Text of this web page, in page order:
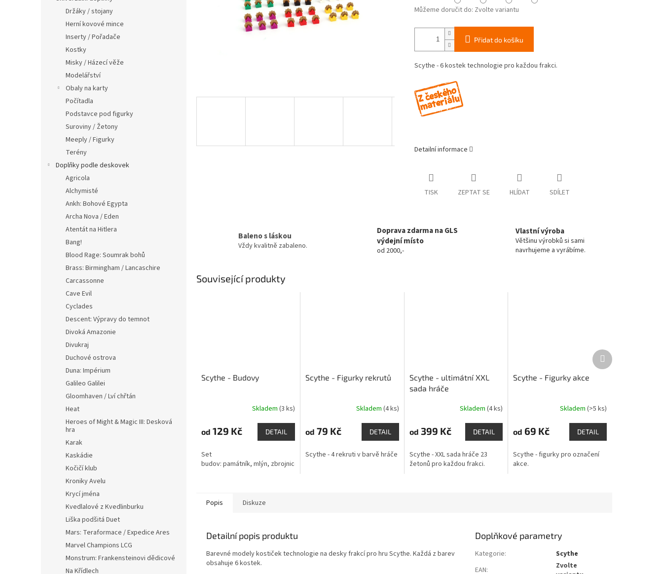
Držáky / stojany
Herní kovové mince
Inserty / Pořadače
Kostky
Misky / Házecí věže
Modelářství
Obaly na karty
Počítadla
Podstavce pod figurky
Suroviny / Žetony
Meeply / Figurky
Terény
Doplňky podle deskovek
Agricola
Alchymisté
Ankh: Bohové Egypta
Archa Nova / Eden
Atentát na Hitlera
Bang!
Blood Rage: Soumrak bohů
Brass: Birmingham / Lancaschire
Carcassonne
Cave Evil
Cyclades
Descent: Výpravy do temnot
Divoká Amazonie
Divukraj
Duchové ostrova
Duna: Impérium
Galileo Galilei
Gloomhaven / Lví chřtán
Heat
Heroes of Might & Magic III: Desková
hra
Karak
Kaskádie
Kočičí klub
Kroniky Avelu
Krycí jména
Kvedlalové z Kvedlinburku
Liška podšitá Duet
Mars: Teraformace / Expedice Ares
Marvel Champions LCG
Monstrum: Frankensteinovi dědicové
Na Křídlech
Můžeme doručit do: Zvolte variantu
Přidat do košíku
Scythe - 6 kostek technologie pro každou frakci.
Detailní informace
TISK ZEPTAT SE HLÍDAT SDÍLET
Baleno s láskou
Vždy kvalitně zabaleno.
Doprava zdarma na GLS
výdejní místo
od 2000,-
Vlastní výroba
Většinu výrobků si sami
navrhujeme a vyrábíme.
Související produkty
Scythe - Budovy
Skladem (3 ks)
od 129 Kč DETAIL
Set
budov: památník, mlýn, zbrojnice, důl.
Scythe - Figurky rekrutů
Skladem (4 ks)
od 79 Kč DETAIL
Scythe - 4 rekruti v barvě hráče
Scythe - ultimátní XXL
sada hráče
produktu
je
z
5
Skladem(4 ks)
od 399 Kč DETAIL
Scythe - XXL sada hráče 23
žetonů pro každou frakci.
Scythe - Figurky akce
produktu
je
z
5
Skladem(>5 ks)
od 69 Kč DETAIL
Scythe - figurky pro označení
akce.
Další
produkt
Popis Diskuze
Detailní popis produktu
Barevné modely kostiček technologie na desky frakcí pro hru Scythe. Každá z barev
obsahuje 6 kostek.
Doplňkové parametry
Kategorie:
Scythe
EAN:
Zvolte